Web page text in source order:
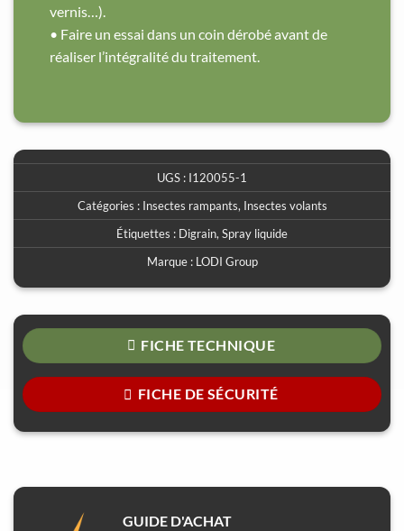
vernis…).
• Faire un essai dans un coin dérobé avant de
réaliser l’intégralité du traitement.
UGS : I120055-1
Catégories : Insectes rampants, Insectes volants
Étiquettes : Digrain, Spray liquide
Marque : LODI Group
FICHE TECHNIQUE
FICHE DE SÉCURITÉ
GUIDE D'ACHAT